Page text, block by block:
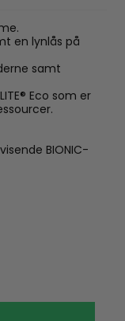
en lynlås på
samt
Eco som er
BIONIC-